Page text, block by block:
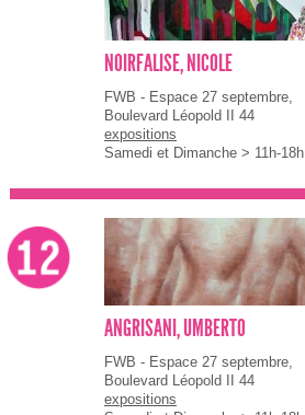
NOIRFALISE, NICOLE
FWB - Espace 27 septembre,
Boulevard Léopold II 44
expositions
Samedi et Dimanche > 11h-18h
ANGRISANI, UMBERTO
FWB - Espace 27 septembre,
Boulevard Léopold II 44
expositions